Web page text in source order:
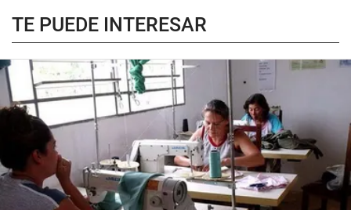
TE PUEDE INTERESAR